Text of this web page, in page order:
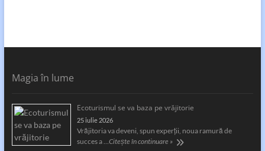
Magia în lume
Ecoturismul se va baza pe vrăjitorie
25 iulie 2026
Vrăjitoria va deveni, spun experții, noua ramură de
succes a …Citește în continuare »